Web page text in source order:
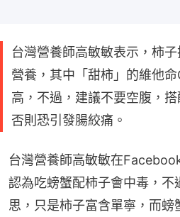
台灣營養師高敏敏表示，柿
營養，其中「甜柿」的維他
高，不過，建議不要空腹，
否則恐引發腸絞痛。
台灣營養師高敏敏在
認為吃螃蟹配柿子會中毒，不
思，只是柿子富含單寧，而